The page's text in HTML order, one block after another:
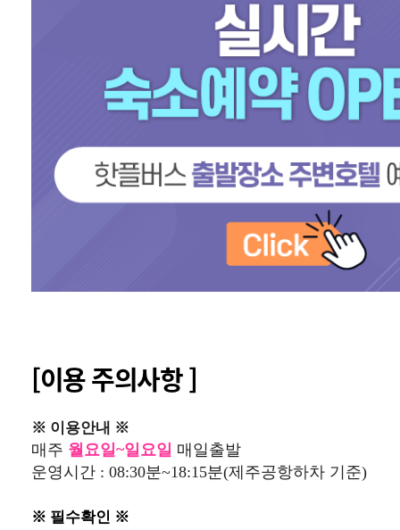
[이용 주의사항 ]
※ 이용안내 ※
매주 월요일~일요일 매일출발
운영시간 : 08:30분~18:15분(제주공항하차 기준)
※ 필수확인 ※